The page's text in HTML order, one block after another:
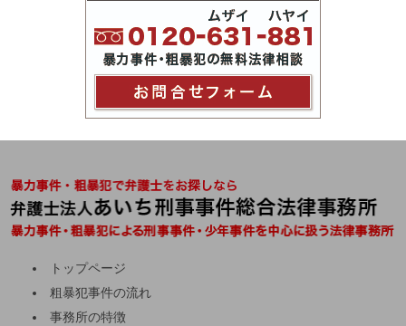
トップページ
粗暴犯事件の流れ
事務所の特徴